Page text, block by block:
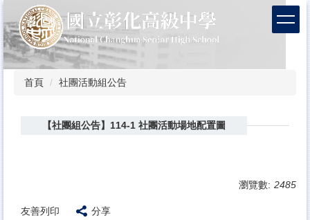
到
主
要
內
首頁 社團活動組公告
【社團組公告】114-1 社團活動場地配置圖
瀏覽數: 2485
友善列印 分享